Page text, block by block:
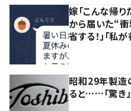
嫁「こんな帰り
から届いた“
省する！」「私
昭和29年製造
ると……「驚き